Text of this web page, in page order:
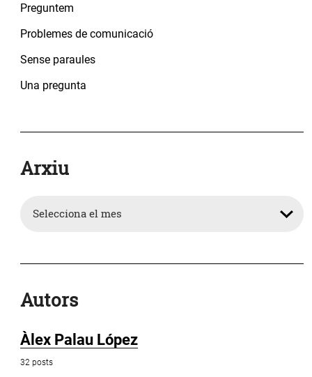
Preguntem
Problemes de comunicació
Sense paraules
Una pregunta
Arxiu
Autors
Àlex Palau López
32 posts